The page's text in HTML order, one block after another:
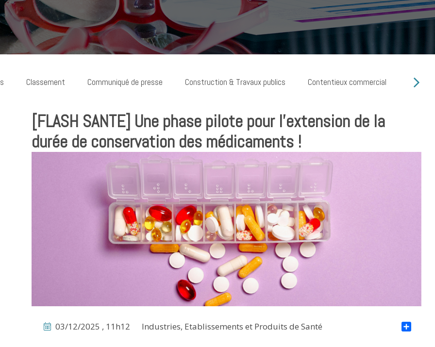
Classement Communiqué de presse Construction & Travaux publics Contentieux commercial Cyber
[FLASH SANTE] Une phase pilote pour l’extension de la
durée de conservation des médicaments !
03/12/2025 , 11h12 Industries, Etablissements et Produits de Santé